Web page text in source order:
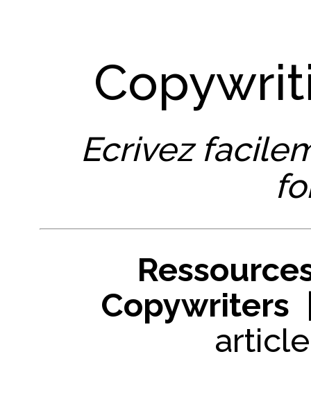
Ecrivez
Copywriters